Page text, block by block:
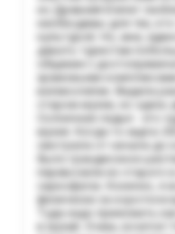
но Древний Египет
необходимы для тех,
культурой. Но, мне,
давать туристам
общение с
храмовыми
великолепен. Видела
старом музее, но здесь
Солнечная ладья - это
музея. Когда-то ещё в
смотрела от начала до
было грандиозное
перевозили из старого
саркофагах. Конечно, я
физически за короткое
Туда надо приезжать
в музей. Очень хочется !